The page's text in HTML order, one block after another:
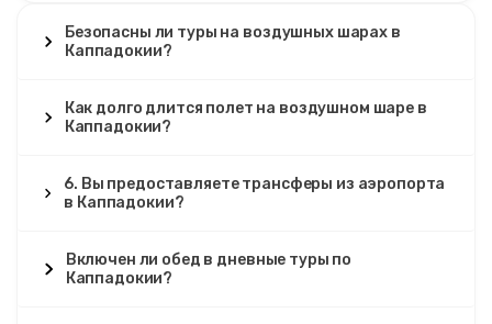
Безопасны ли туры на воздушных шарах в
Каппадокии?
Как долго длится полет на воздушном шаре в
Каппадокии?
6. Вы предоставляете трансферы из аэропорта
в Каппадокии?
Включен ли обед в дневные туры по
Каппадокии?